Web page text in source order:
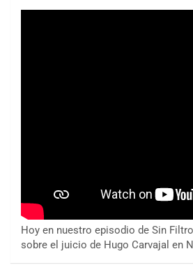
Hoy en nuestro episodio de Sin
sobre el juicio de Hugo Carvajal en